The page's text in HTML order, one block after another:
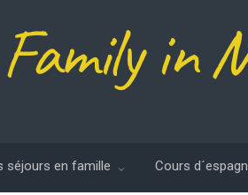
in
séjours en famille Cours